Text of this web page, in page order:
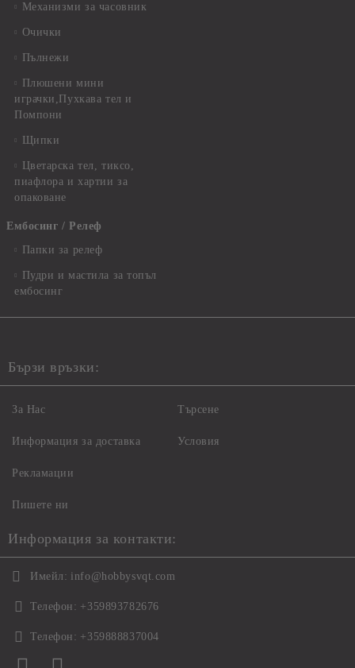
Механизми за часовник
Очички
Пълнежи
Плюшени мини
играчки,Пухкава тел и
Помпони
Щипки
Цветарска тел, тиксо,
пиафлора и хартии за
опаковане
Ембосинг / Релеф
Папки за релеф
Пудри и мастила за топъл
ембосинг
Бързи връзки:
За Нас
Информация за доставка
Рекламации
Пишете ни
Търсене
Условия
Информация за контакти:
Имейл: info@hobbysvqt.com
Телефон: +359893782676
Телефон: +359888837004